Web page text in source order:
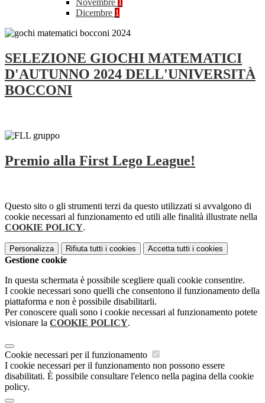
Novembre 1
Dicembre 1
SELEZIONE GIOCHI MATEMATICI
D'AUTUNNO 2024 DELL'UNIVERSITÀ
BOCCONI
Premio alla First Lego League!
Questo sito o gli strumenti terzi da questo utilizzati si avvalgono di
cookie necessari al funzionamento ed utili alle finalità illustrate nella
COOKIE POLICY.
Personalizza Rifiuta tutti i cookies Accetta tutti i cookies
Gestione cookie
In questa schermata è possibile scegliere quali cookie consentire.
I cookie necessari sono quelli che consentono il funzionamento della
piattaforma e non è possibile disabilitarli.
Per conoscere quali sono i cookie necessari al funzionamento potete
visionare la COOKIE POLICY.
Cookie necessari per il funzionamento
I cookie necessari per il funzionamento non possono essere
disabilitati. È possibile consultare l'elenco nella pagina della cookie
policy.